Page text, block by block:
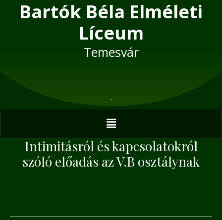
Bartók Béla Elméleti
Líceum
Temesvár
Menu
Intimitásról és kapcsolatokról
szóló előadás az V.B osztálynak
Post
navigation